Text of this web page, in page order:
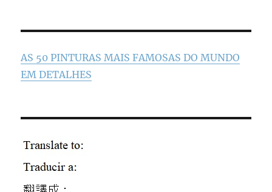
AS 50 PINTURAS MAIS FAMOSAS DO MUNDO
EM DETALHES